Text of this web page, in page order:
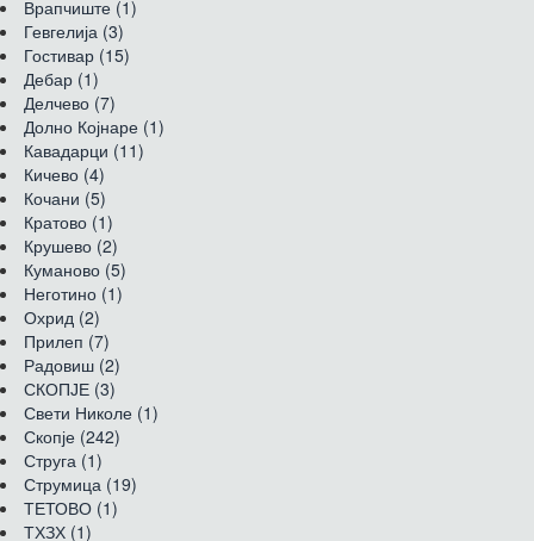
Врапчиште (1)
Гевгелија (3)
Гостивар (15)
Дебар (1)
Делчево (7)
Долно Којнаре (1)
Кавадарци (11)
Кичево (4)
Кочани (5)
Кратово (1)
Крушево (2)
Куманово (5)
Неготино (1)
Охрид (2)
Прилеп (7)
Радовиш (2)
СКОПЈЕ (3)
Свети Николе (1)
Скопје (242)
Струга (1)
Струмица (19)
ТЕТОВО (1)
ТХЗХ (1)